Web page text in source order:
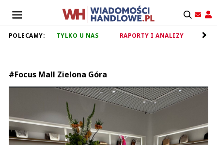
POLECAMY: TYLKO U NAS RAPORTY I ANALIZY
#Focus Mall Zielona Góra